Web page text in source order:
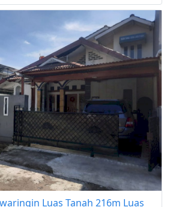
Luas Tanah 216m Luas